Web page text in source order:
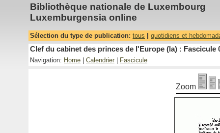
Bibliothèque nationale de Luxembourg
Luxemburgensia online
Sélection du type de publication: tous quotidiens et
Clef du cabinet des princes de l'Europe (la) : Fascicule
Navigation: Home Calendrier Fascicule
Zoom